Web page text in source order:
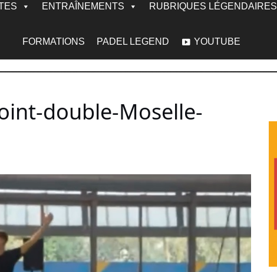
ENTRAÎNEMENTS RUBRIQUES LÉGENDAIRES
FORMATIONS PADEL LEGEND YOUTUBE
double-Moselle-